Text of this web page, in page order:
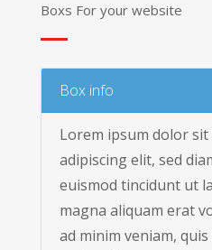
Boxs For your website
Box info
Lorem ipsum dolor
adipiscing elit, sed
euismod tincidunt ut
magna aliquam erat
ad minim veniam,